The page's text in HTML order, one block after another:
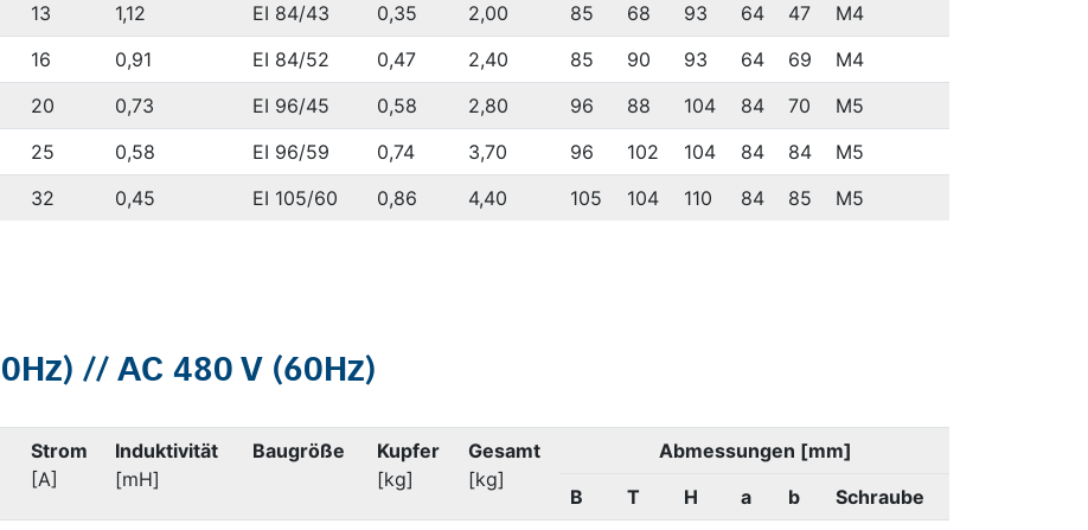
13 1,12 EI 84/43 0,35 2,00 85 68 93 64 47
M4
16 0,91 EI 84/52 0,47 2,40 85 90 93 64 69
M4
20 0,73 EI 96/45 0,58 2,80 96 88 104 84 70
M5
25 0,58 EI 96/59 0,74 3,70 96 102 104 84 84
M5
32 0,45 EI 105/60 0,86 4,40 105 104 110 84 85 M5
// AC 480 V (60Hz)
Strom
[A]
Induktivität
[mH]
Baugröße
Kupfer
[kg]
Gesamt
[kg]
Abmessungen [mm]
B
T H a b
Schraube